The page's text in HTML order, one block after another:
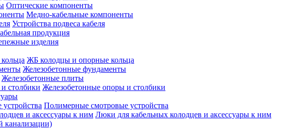
Оптические компоненты
Медно-кабельные компоненты
Устройства подвеса кабеля
продукция
изделия
ЖБ колодцы и опорные кольца
Железобетонные фундаменты
Железобетонные плиты
Железобетонные опоры и столбики
Полимерные смотровые устройства
Люки для кабельных колодцев и аксессуары к ним